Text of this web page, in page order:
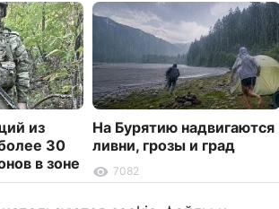
из
30
в зоне
На Бурятию надвигаются
ливни, грозы и град
7082